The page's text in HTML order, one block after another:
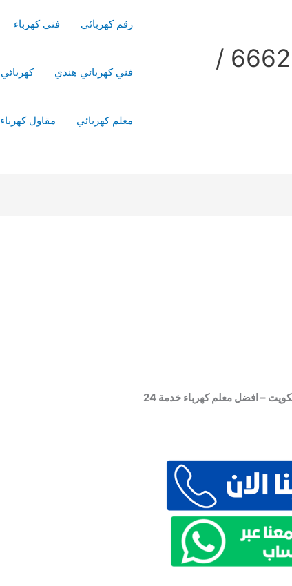
فني كهربائي منازل / 66629504 /
رقم كهربائي فني كهرباء
فني كهربائي هندي كهربائي
معلم كهربائي مقاول كهرباء
فني كهربائي منازل – كهربائي الكويت – افضل معلم كهرباء خدمة 24